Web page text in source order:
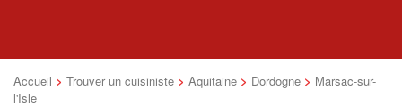
Accueil > Trouver un cuisiniste > Aquitaine > Dordogne > Marsac-sur-
l'Isle